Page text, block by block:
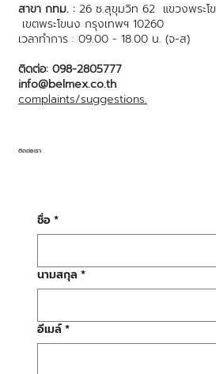
สาขา กทม. : 26 ซ.สุขุมวิท 62 แขวงพระโ
เขตพระโขนง กรุงเทพฯ 10260
เวลาทำการ : 09.00 - 18.00 น. (จ-ส)
ติดต่อ: 098-2805777
info@belmex.co.th
complaints/suggestions.
ชื่อ*
นามสกุล *
อีเมล์*
ติดต่อเรา